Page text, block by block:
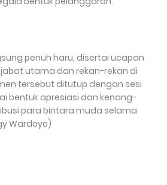
penuh haru, disertai ucapan
utama dan rekan-rekan di
tersebut ditutup dengan sesi
bentuk apresiasi dan kenang-
para bintara muda selama
Wardoyo)